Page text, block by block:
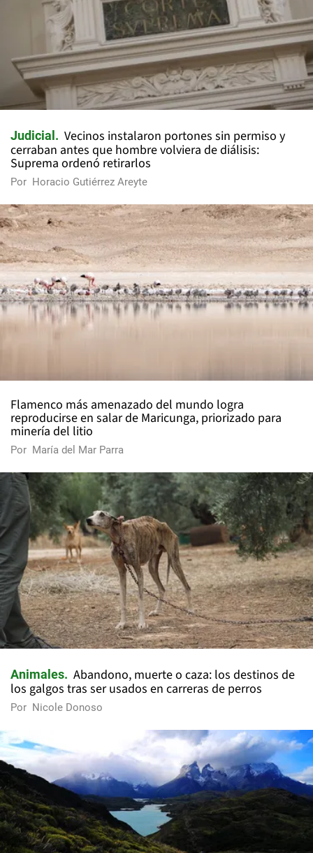
Judicial
Vecinos instalaron portones sin permiso y
cerraban antes que hombre volviera de diálisis:
Suprema ordenó retirarlos
Por Horacio Gutiérrez Areyte
Flamenco más amenazado del mundo logra
reproducirse en salar de Maricunga, priorizado para
minería del litio
Por María del Mar Parra
Animales
Abandono, muerte o caza: los destinos de
los galgos tras ser usados en carreras de perros
Por Nicole Donoso